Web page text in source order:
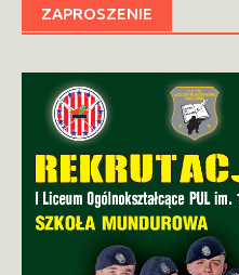
ZAPROSZENIE